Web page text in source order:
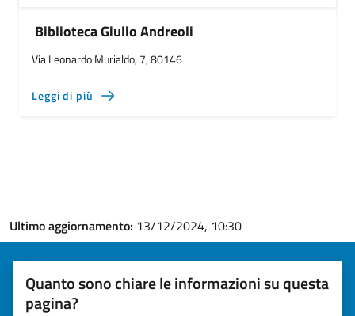
Biblioteca Giulio Andreoli
Via Leonardo Murialdo, 7, 80146
Leggi di più
Ultimo aggiornamento: 13/12/2024, 10:30
Quanto sono chiare le informazioni su questa
pagina?